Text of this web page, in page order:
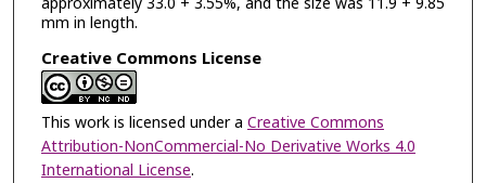
mm in length.
Creative Commons License
This work is licensed under a Creative Commons
Attribution-NonCommercial-No Derivative Works 4.0
International License.